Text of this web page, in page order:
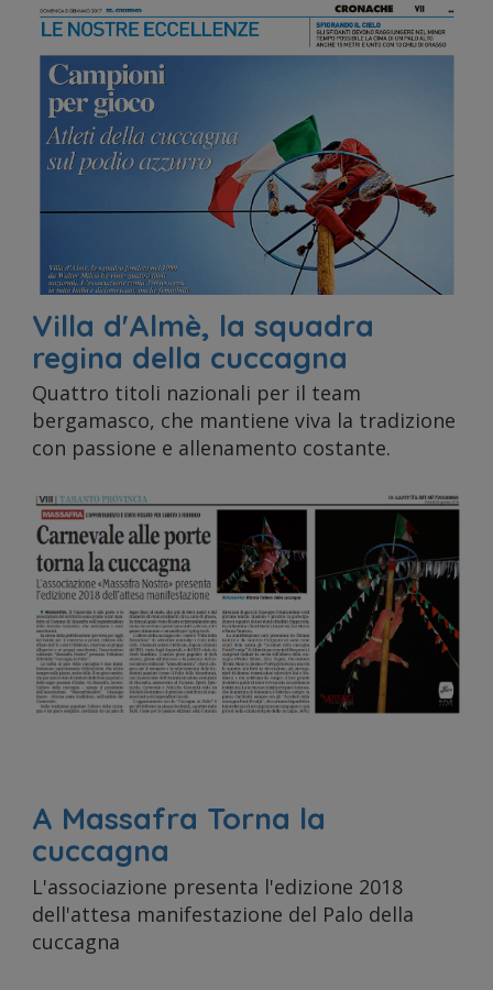
Villa d'Almè, la squadra
regina della cuccagna
Quattro titoli nazionali per il team
bergamasco, che mantiene viva la tradizione
con passione e allenamento costante.
A Massafra Torna la
cuccagna
L'associazione presenta l'edizione 2018
dell'attesa manifestazione del Palo della
cuccagna
il
nostro
traffico.
inoltre